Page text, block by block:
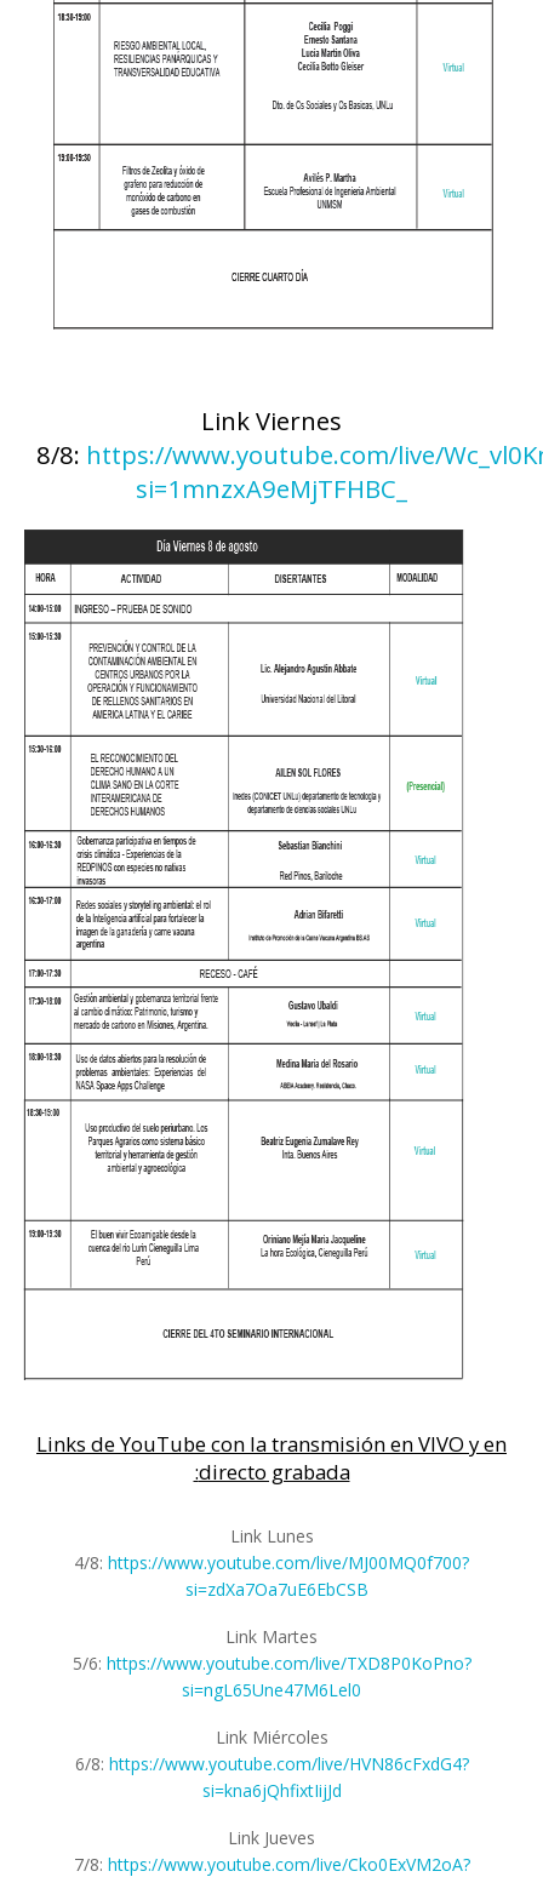
Link Viernes
8/8: https://www.youtube.com/live/
si=1mnzxA9eMjTFHBC_
Links de YouTube con la transmisión en VIVO y en
directo grabada:
Link Lunes
4/8: https://www.youtube.com/live/MJ00MQ0f700?
si=zdXa7Oa7uE6EbCSB
Link Martes
5/6: https://www.youtube.com/live/TXD8P0KoPno?
si=ngL65Une47M6Lel0
Link Miércoles
6/8: https://www.youtube.com/live/HVN86cFxdG4?
si=kna6jQhfixtIijJd
Link Jueves
7/8: https://www.youtube.com/live/Cko0ExVM2oA?